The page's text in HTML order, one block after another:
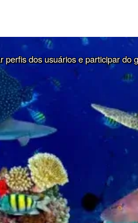
dos usuários e participar do